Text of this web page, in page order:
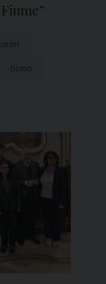
ticino